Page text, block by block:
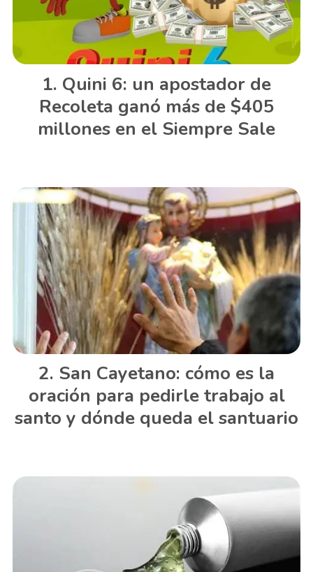
Quini 6: un apostador de
Recoleta ganó más de $405
millones en el Siempre Sale
San Cayetano: cómo es la
oración para pedirle trabajo al
santo y dónde queda el santuario